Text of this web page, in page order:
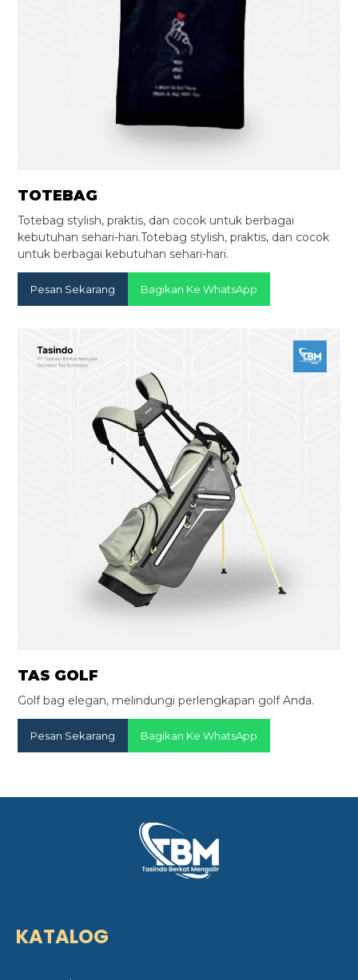
TOTEBAG
Totebag stylish, praktis, dan cocok untuk berbagai
kebutuhan sehari-hari.Totebag stylish, praktis, dan cocok
untuk berbagai kebutuhan sehari-hari.
Pesan Sekarang Bagikan Ke WhatsApp
TAS GOLF
Golf bag elegan, melindungi perlengkapan golf Anda.
Pesan Sekarang Bagikan Ke WhatsApp
KATALOG